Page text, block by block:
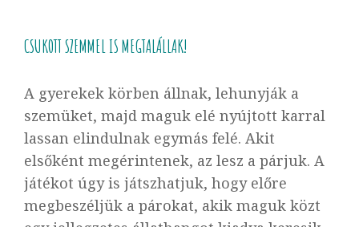
CSUKOTT SZEMMEL IS MEGTALÁLLAK!
A gyerekek körben állnak, lehunyják a
szemüket, majd maguk elé nyújtott karral
lassan elindulnak egymás felé. Akit
elsőként megérintenek, az lesz a párjuk. A
játékot úgy is játszhatjuk, hogy előre
megbeszéljük a párokat, akik maguk közt